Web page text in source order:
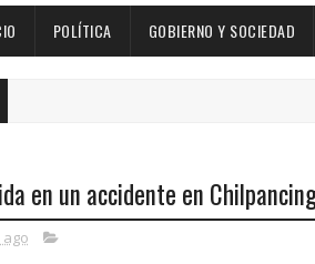
POLÍTICA GOBIERNO Y SOCIEDAD
en un accidente en